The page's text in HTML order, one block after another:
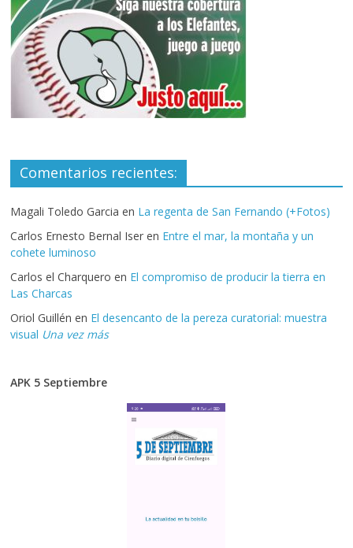
Comentarios recientes:
Magali Toledo Garcia en La regenta de San Fernando (+Fotos)
Carlos Ernesto Bernal Iser en Entre el mar, la montaña y un
cohete luminoso
Carlos el Charquero en El compromiso de producir la tierra en
Las Charcas
Oriol Guillén en El desencanto de la pereza curatorial: muestra
visual Una vez más
APK 5 Septiembre